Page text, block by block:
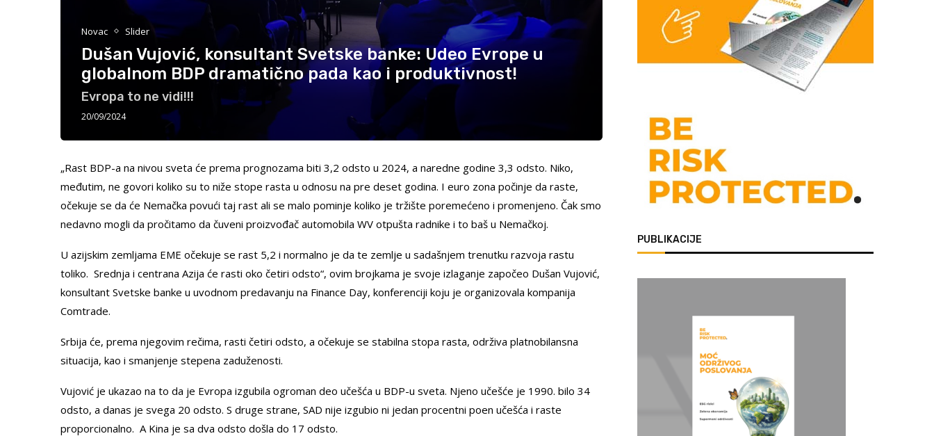
Novac Slider
Dušan Vujović, konsultant Svetske banke: Udeo Evrope u
globalnom BDP dramatično pada kao i produktivnost!
Evropa to ne vidi!!!
20/09/2024
„Rast BDP-a na nivou sveta će prema prognozama biti 3,2 odsto u 2024, a naredne godine 3,3 odsto. Niko,
međutim, ne govori koliko su to niže stope rasta u odnosu na pre deset godina. I euro zona počinje da raste,
očekuje se da će Nemačka povući taj rast ali se malo pominje koliko je tržište poremećeno i promenjeno. Čak smo
nedavno mogli da pročitamo da čuveni proizvođač automobila WV otpušta radnike i to baš u Nemačkoj.
U azijskim zemljama EME očekuje se rast 5,2 i normalno je da te zemlje u sadašnjem trenutku razvoja rastu
toliko. Srednja i centrana Azija će rasti oko četiri odsto“, ovim brojkama je svoje izlaganje započeo Dušan Vujović,
konsultant Svetske banke u uvodnom predavanju na Finance Day, konferenciji koju je organizovala kompanija
Comtrade.
Srbija će, prema njegovim rečima, rasti četiri odsto, a očekuje se stabilna stopa rasta, održiva platnobilansna
situacija, kao i smanjenje stepena zaduženosti.
Vujović je ukazao na to da je Evropa izgubila ogroman deo učešća u BDP-u sveta. Njeno učešće je 1990. bilo 34
odsto, a danas je svega 20 odsto. S druge strane, SAD nije izgubio ni jedan procentni poen učešća i raste
proporcionalno. A Kina je sa dva odsto došla do 17 odsto.
PUBLIKACIJE